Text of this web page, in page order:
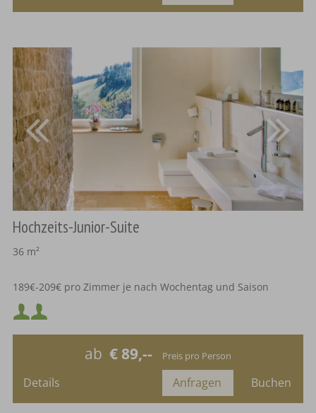
Hochzeits-Junior-Suite
36 m²
189€-209€ pro Zimmer je nach Wochentag und Saison
Bettengröße 1,80m auf 2,20m
Mindestbelegung:
Maximalbelegung:
ab € 89,-- Preis pro Person
Buchen
Anfragen
Details